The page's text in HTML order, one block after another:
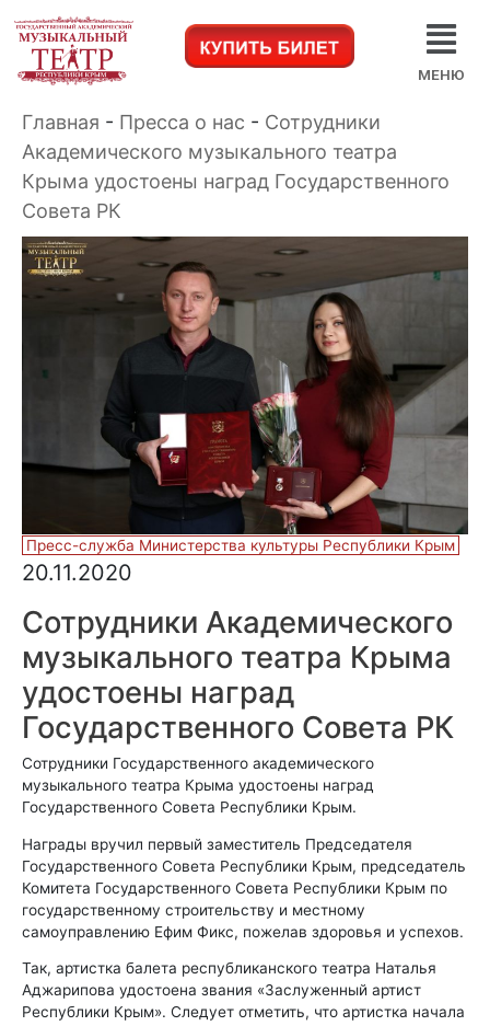
МЕНЮ
Главная - Пресса о нас - Сотрудники
Академического музыкального театра
Крыма удостоены наград Государственного
Совета РК
Пресс-служба Министерства культуры Республики Крым
20.11.2020
Сотрудники Академического
музыкального театра Крыма
удостоены наград
Государственного Совета РК
Сотрудники Государственного академического
музыкального театра Крыма удостоены наград
Государственного Совета Республики Крым.
Награды вручил первый заместитель Председателя
Государственного Совета Республики Крым, председатель
Комитета Государственного Совета Республики Крым по
государственному строительству и местному
самоуправлению Ефим Фикс, пожелав здоровья и успехов.
Так, артистка балета республиканского театра Наталья
Аджарипова удостоена звания «Заслуженный артист
Республики Крым». Следует отметить, что артистка начала